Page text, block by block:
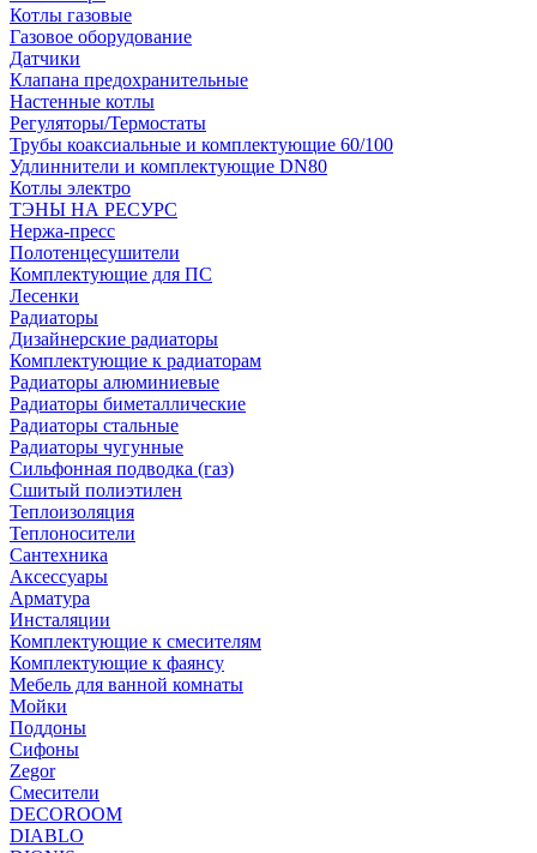
Котлы газовые
Газовое оборудование
Датчики
Клапана предохранительные
Настенные котлы
Регуляторы/Термостаты
Трубы коаксиальные и комплектующие 60/100
Удлиннители и комплектующие DN80
Котлы электро
ТЭНЫ НА РЕСУРС
Нержа-пресс
Полотенцесушители
Комплектующие для ПС
Лесенки
Радиаторы
Дизайнерские радиаторы
Комплектующие к радиаторам
Радиаторы алюминиевые
Радиаторы биметаллические
Радиаторы стальные
Радиаторы чугунные
Сильфонная подводка (газ)
Сшитый полиэтилен
Теплоизоляция
Теплоносители
Сантехника
Аксессуары
Арматура
Инсталяции
Комплектующие к смесителям
Комплектующие к фаянсу
Мебель для ванной комнаты
Мойки
Поддоны
Сифоны
Zegor
Смесители
DECOROOM
DIABLO